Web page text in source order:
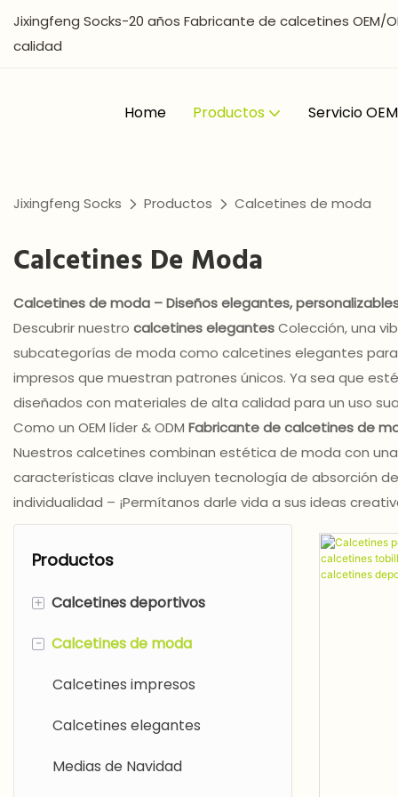
Jixingfeng Socks-20 años Fabricante de calcetines OEM/
calidad
Home Productos Servicio
Jixingfeng Socks Productos Calcetines de moda
Calcetines De Moda
Calcetines de moda – Diseños elegantes,
Descubrir nuestro calcetines elegantesColección, una
subcategorías de moda como calcetines elegantes
impresos que muestran patrones únicos. Ya sea que
diseñados con materiales de alta calidad para un uso
Como un OEM líder & ODM Fabricante de calcetines de
Nuestros calcetines combinan estética de moda con
características clave incluyen tecnología de absorción
individualidad – ¡Permítanos darle vida a sus ideas
Productos
+ Calcetines deportivos
Calcetines de trampolín
Medias de compresión
Calcetines de yoga
Corriendo calcetines
- Calcetines de moda
Calcetines impresos
Calcetines elegantes
Medias de Navidad